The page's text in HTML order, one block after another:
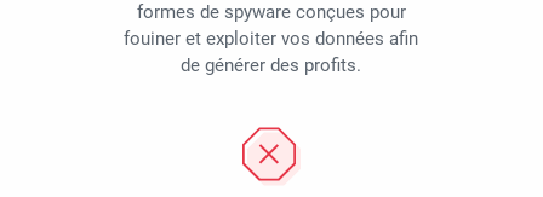
formes de spyware conçues pour
fouiner et exploiter vos données afin
de générer des profits.